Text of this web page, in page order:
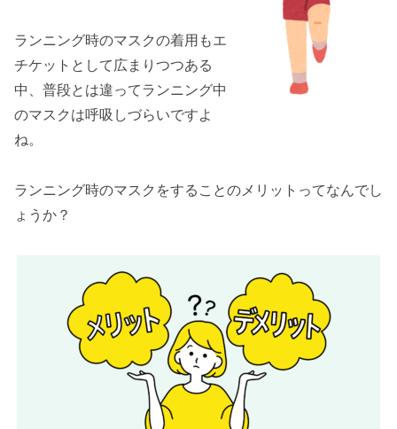
フェイスカバータイプ
選び方のポイント
通気性
サングラス
手足を守るアイテム
おすすめの紫外線対策用フェイスカバー【ヤケ
ーヌ】
呼吸がしやすい
水分補給がしやすい
UVカット効果あり！
ランニング時のマスクの着用もエ
チケットとして広まりつつある
中、普段とは違ってランニング中
のマスクは呼吸しづらいですよ
ね。
ランニング時のマスクをすることのメリットってなんでし
ょうか？